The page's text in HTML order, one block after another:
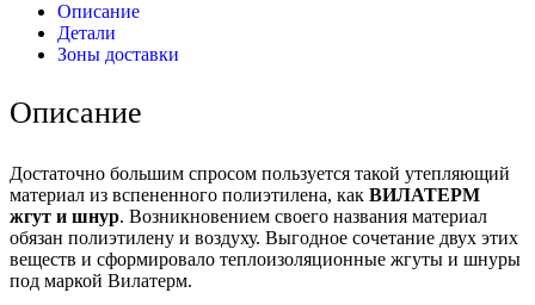
Описание
Детали
Зоны доставки
Описание
Достаточно большим спросом пользуется такой утепляющий
материал из вспененного полиэтилена, как ВИЛАТЕРМ
жгут и шнур. Возникновением своего названия материал
обязан полиэтилену и воздуху. Выгодное сочетание двух этих
веществ и сформировало теплоизоляционные жгуты и шнуры
под маркой Вилатерм.